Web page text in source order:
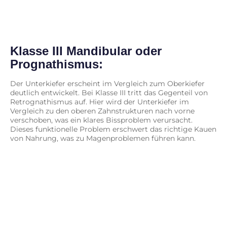
Klasse III Mandibular oder
Prognathismus:
Der Unterkiefer erscheint im Vergleich zum Oberkiefer
deutlich entwickelt. Bei Klasse III tritt das Gegenteil von
Retrognathismus auf. Hier wird der Unterkiefer im
Vergleich zu den oberen Zahnstrukturen nach vorne
verschoben, was ein klares Bissproblem verursacht.
Dieses funktionelle Problem erschwert das richtige Kauen
von Nahrung, was zu Magenproblemen führen kann.